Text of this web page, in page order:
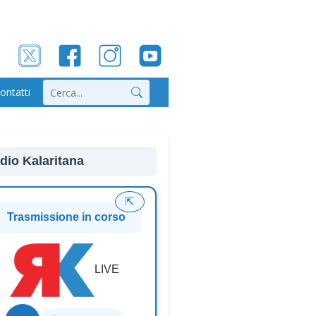
Cerca
Kalaritana
Trasmissione in corso
LIVE
⇱